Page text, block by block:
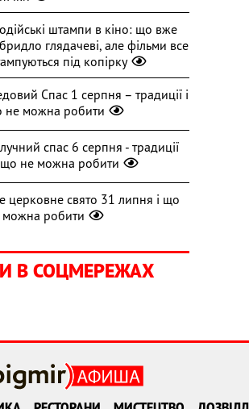
штампи в кіно: що вже
глядачеві, але фільми все
під копірку
Спас 1 серпня – традиції і
не можна робити
спас 6 серпня - традиції
що не можна робити
церковне свято 31 липня і що
можна робити
В СОЦМЕРЕЖАХ